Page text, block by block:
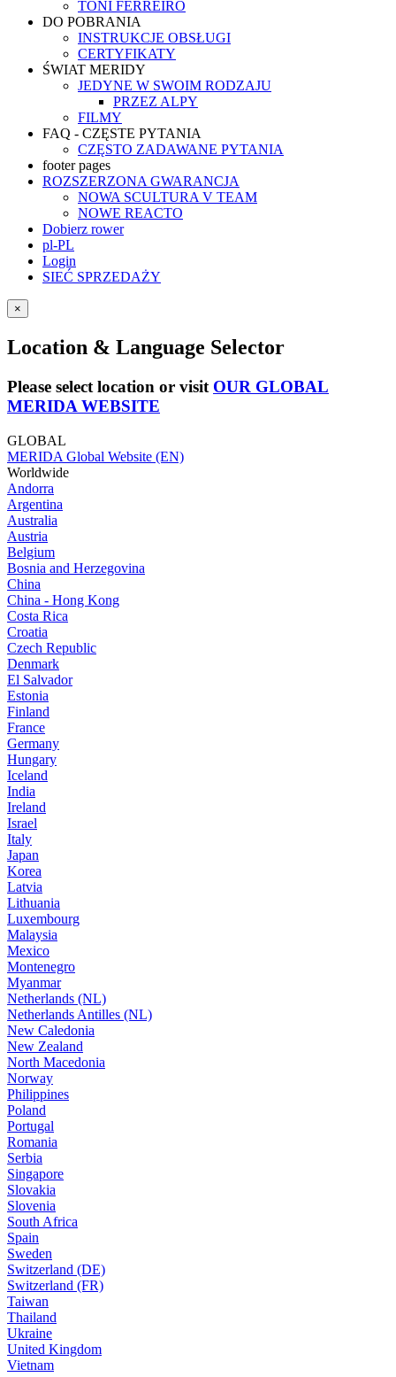
TONI FERREIRO
DO POBRANIA
INSTRUKCJE OBSŁUGI
CERTYFIKATY
ŚWIAT MERIDY
JEDYNE W SWOIM RODZAJU
PRZEZ ALPY
FILMY
FAQ - CZĘSTE PYTANIA
CZĘSTO ZADAWANE PYTANIA
footer pages
ROZSZERZONA GWARANCJA
NOWA SCULTURA V TEAM
NOWE REACTO
Dobierz rower
pl-PL
Login
SIEĆ SPRZEDAŻY
×
Location & Language Selector
Please select location or visit OUR GLOBAL
MERIDA WEBSITE
GLOBAL
MERIDA Global Website (EN)
Worldwide
Andorra
Argentina
Australia
Austria
Belgium
Bosnia and Herzegovina
China
China - Hong Kong
Costa Rica
Croatia
Czech Republic
Denmark
El Salvador
Estonia
Finland
France
Germany
Hungary
Iceland
India
Ireland
Israel
Italy
Japan
Korea
Latvia
Lithuania
Luxembourg
Malaysia
Mexico
Montenegro
Myanmar
Netherlands (NL)
Netherlands Antilles (NL)
New Caledonia
New Zealand
North Macedonia
Norway
Philippines
Poland
Portugal
Romania
Serbia
Singapore
Slovakia
Slovenia
South Africa
Spain
Sweden
Switzerland (DE)
Switzerland (FR)
Taiwan
Thailand
Ukraine
United Kingdom
Vietnam